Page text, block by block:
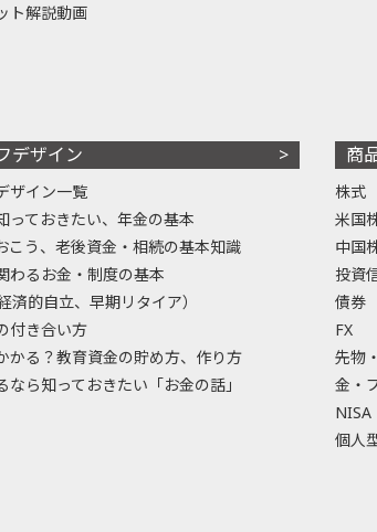
ト解説動画
デザイン
ザイン一覧
っておきたい、年金の基本
こう、老後資金・相続の基本知識
わるお金・制度の基本
済的自立、早期リタイア）
付き合い方
かる？教育資金の貯め方、作り方
なら知っておきたい「お金の話」
商
株式
米国
中国
投資
債券
FX
先物
金・
NISA
個人